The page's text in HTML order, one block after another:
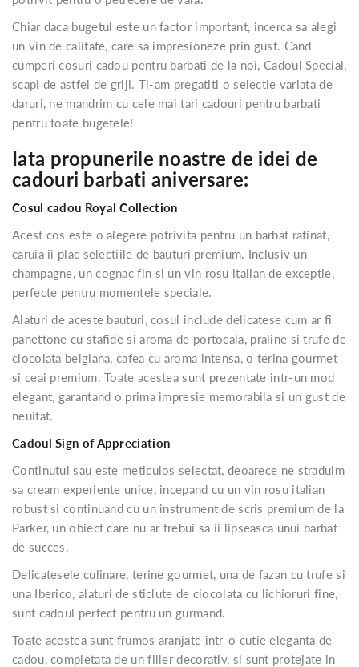
Chiar daca bugetul este un factor important, incerca sa alegi
un vin de calitate, care sa impresioneze prin gust. Cand
cumperi cosuri cadou pentru barbati de la noi, Cadoul Special,
scapi de astfel de griji. Ti-am pregatiti o selectie variata de
daruri, ne mandrim cu cele mai tari cadouri pentru barbati
pentru toate bugetele!
Iata propunerile noastre de idei de
cadouri barbati aniversare:
Cosul cadou Royal Collection
Acest cos este o alegere potrivita pentru un barbat rafinat,
caruia ii plac selectiile de bauturi premium. Inclusiv un
champagne, un cognac fin si un vin rosu italian de exceptie,
perfecte pentru momentele speciale.
Alaturi de aceste bauturi, cosul include delicatese cum ar fi
panettone cu stafide si aroma de portocala, praline si trufe de
ciocolata belgiana, cafea cu aroma intensa, o terina gourmet
si ceai premium. Toate acestea sunt prezentate intr-un mod
elegant, garantand o prima impresie memorabila si un gust de
neuitat.
Cadoul Sign of Appreciation
Continutul sau este meticulos selectat, deoarece ne straduim
sa cream experiente unice, incepand cu un vin rosu italian
robust si continuand cu un instrument de scris premium de la
Parker, un obiect care nu ar trebui sa ii lipseasca unui barbat
de succes.
Delicatesele culinare, terine gourmet, una de fazan cu trufe si
una Iberico, alaturi de sticlute de ciocolata cu lichioruri fine,
sunt cadoul perfect pentru un gurmand.
Toate acestea sunt frumos aranjate intr-o cutie eleganta de
cadou, completata de un filler decorativ, si sunt protejate in